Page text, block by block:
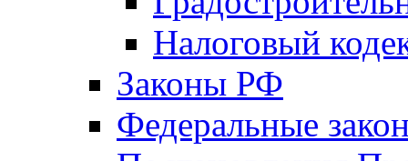
Налоговый
Законы РФ
Федеральные